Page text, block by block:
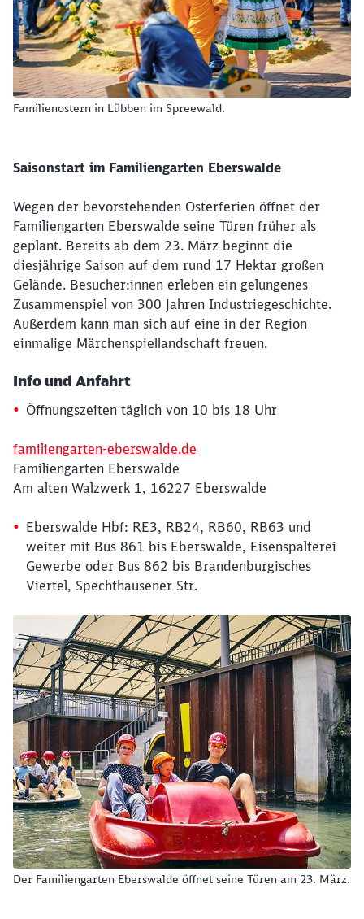
Familienostern in Lübben im Spreewald.
Saisonstart im Familiengarten Eberswalde
Wegen der bevorstehenden Osterferien öffnet der
Familiengarten Eberswalde seine Türen früher als
geplant. Bereits ab dem 23. März beginnt die
diesjährige Saison auf dem rund 17 Hektar großen
Gelände. Besucher:innen erleben ein gelungenes
Zusammenspiel von 300 Jahren Industriegeschichte.
Außerdem kann man sich auf eine in der Region
einmalige Märchenspiellandschaft freuen.
Info und Anfahrt
Öffnungszeiten täglich von 10 bis 18 Uhr
familiengarten-eberswalde.de
Familiengarten Eberswalde
Am alten Walzwerk 1, 16227 Eberswalde
Eberswalde Hbf: RE3, RB24, RB60, RB63 und
weiter mit Bus 861 bis Eberswalde, Eisenspalterei
Gewerbe oder Bus 862 bis Brandenburgisches
Viertel, Spechthausener Str.
Der Familiengarten Eberswalde öffnet seine Türen am 23. März.